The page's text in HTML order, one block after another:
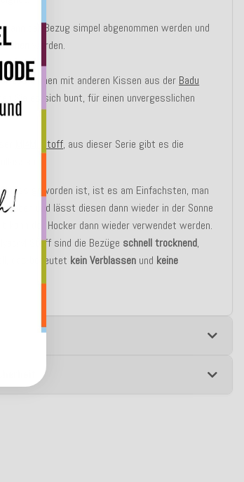
kann der Bezug simpel abgenommen werden und
werden.
zusammen mit anderen Kissen aus der Badu
Sie es sich bunt, für einen unvergesslichen
MIAMI Stoff, aus dieser Serie gibt es die
nass geworden ist, ist es am Einfachsten, man
und lässt diesen dann wieder in der Sonne
kann der Hocker dann wieder verwendet werden.
Stoff sind die Bezüge schnell trocknend,
das bedeutet kein Verblassen und keine